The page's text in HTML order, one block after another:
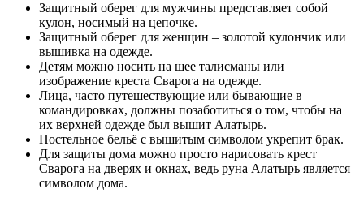
Защитный оберег для мужчины представляет собой
кулон, носимый на цепочке.
Защитный оберег для женщин – золотой кулончик или
вышивка на одежде.
Детям можно носить на шее талисманы или
изображение креста Сварога на одежде.
Лица, часто путешествующие или бывающие в
командировках, должны позаботиться о том, чтобы на
их верхней одежде был вышит Алатырь.
Постельное бельё с вышитым символом укрепит брак.
Для защиты дома можно просто нарисовать крест
Сварога на дверях и окнах, ведь руна Алатырь является
символом дома.